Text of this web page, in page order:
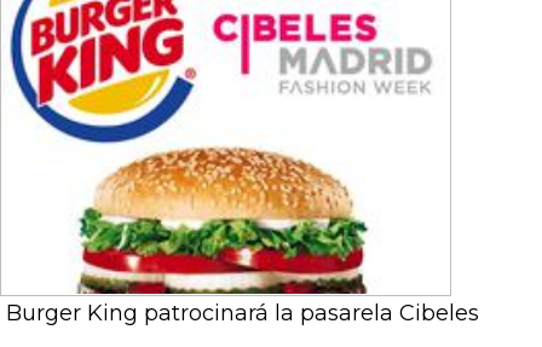
Burger King patrocinará la pasarela Cibeles